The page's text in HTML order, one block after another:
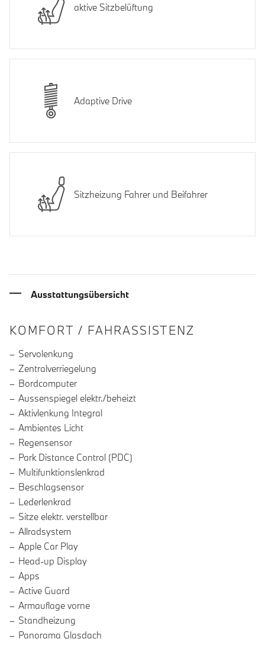
aktive Sitzbelüftung
Adaptive Drive
Sitzheizung Fahrer und Beifahrer
Ausstattungsübersicht
INFORMATIONEN ÜBER DIE
KOMFORT / FAHRASSISTENZ
Servolenkung
Zentralverriegelung
Bordcomputer
Aussenspiegel elektr./beheizt
Aktivlenkung Integral
Ambientes Licht
Regensensor
Park Distance Control (PDC)
Multifunktionslenkrad
Beschlagsensor
Lederlenkrad
Sitze elektr. verstellbar
Allradsystem
Apple Car Play
Head-up Display
Apps
Active Guard
Armauflage vorne
Standheizung
Panorama Glasdach